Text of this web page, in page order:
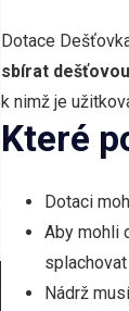
Dotace
sbírat
k nimž je
Které
Dotaci
Aby mohli
Nádrž